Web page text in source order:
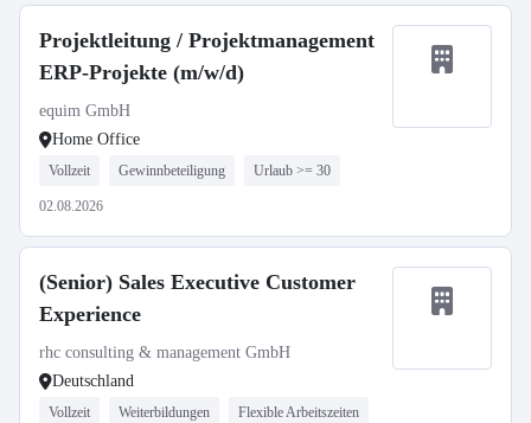
Projektleitung / Projektmanagement
ERP-Projekte (m/w/d)
equim GmbH
Home Office
Vollzeit Gewinnbeteiligung Urlaub >= 30
02.08.2026
(Senior) Sales Executive Customer
Experience
rhc consulting & management GmbH
Deutschland
Vollzeit Weiterbildungen Flexible Arbeitszeiten